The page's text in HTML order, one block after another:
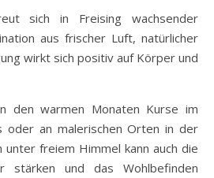
sich in Freising wachsender
aus frischer Luft, natürlicher
wirkt sich positiv auf Körper und
den warmen Monaten Kurse im
oder an malerischen Orten in der
unter freiem Himmel kann auch die
stärken und das Wohlbefinden